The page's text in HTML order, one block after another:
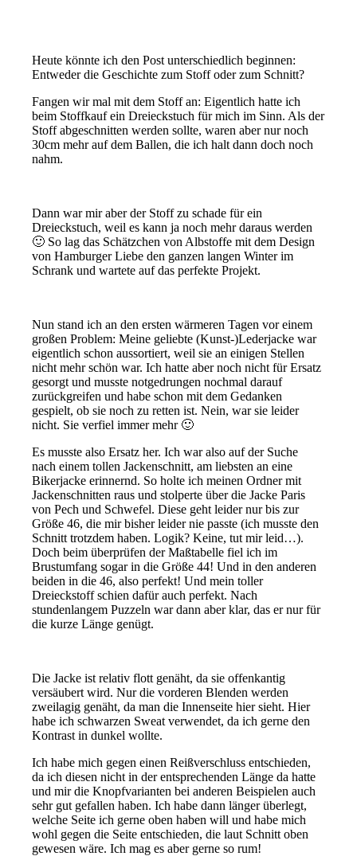
Heute könnte ich den Post unterschiedlich beginnen:
Entweder die Geschichte zum Stoff oder zum Schnitt?
Fangen wir mal mit dem Stoff an: Eigentlich hatte ich
beim Stoffkauf ein Dreieckstuch für mich im Sinn. Als der
Stoff abgeschnitten werden sollte, waren aber nur noch
30cm mehr auf dem Ballen, die ich halt dann doch noch
nahm.
Dann war mir aber der Stoff zu schade für ein
Dreieckstuch, weil es kann ja noch mehr daraus werden
🙂 So lag das Schätzchen von Albstoffe mit dem Design
von Hamburger Liebe den ganzen langen Winter im
Schrank und wartete auf das perfekte Projekt.
Nun stand ich an den ersten wärmeren Tagen vor einem
großen Problem: Meine geliebte (Kunst-)Lederjacke war
eigentlich schon aussortiert, weil sie an einigen Stellen
nicht mehr schön war. Ich hatte aber noch nicht für Ersatz
gesorgt und musste notgedrungen nochmal darauf
zurückgreifen und habe schon mit dem Gedanken
gespielt, ob sie noch zu retten ist. Nein, war sie leider
nicht. Sie verfiel immer mehr 🙂
Es musste also Ersatz her. Ich war also auf der Suche
nach einem tollen Jackenschnitt, am liebsten an eine
Bikerjacke erinnernd. So holte ich meinen Ordner mit
Jackenschnitten raus und stolperte über die Jacke Paris
von Pech und Schwefel. Diese geht leider nur bis zur
Größe 46, die mir bisher leider nie passte (ich musste den
Schnitt trotzdem haben. Logik? Keine, tut mir leid…).
Doch beim überprüfen der Maßtabelle fiel ich im
Brustumfang sogar in die Größe 44! Und in den anderen
beiden in die 46, also perfekt! Und mein toller
Dreieckstoff schien dafür auch perfekt. Nach
stundenlangem Puzzeln war dann aber klar, das er nur für
die kurze Länge genügt.
Die Jacke ist relativ flott genäht, da sie offenkantig
versäubert wird. Nur die vorderen Blenden werden
zweilagig genäht, da man die Innenseite hier sieht. Hier
habe ich schwarzen Sweat verwendet, da ich gerne den
Kontrast in dunkel wollte.
Ich habe mich gegen einen Reißverschluss entschieden,
da ich diesen nicht in der entsprechenden Länge da hatte
und mir die Knopfvarianten bei anderen Beispielen auch
sehr gut gefallen haben. Ich habe dann länger überlegt,
welche Seite ich gerne oben haben will und habe mich
wohl gegen die Seite entschieden, die laut Schnitt oben
gewesen wäre. Ich mag es aber gerne so rum!